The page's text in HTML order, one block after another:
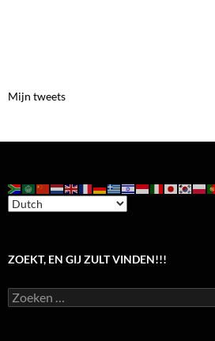
Mijn tweets
ZOEKT, EN GIJ ZULT VINDEN!!!
Zoeken
naar: